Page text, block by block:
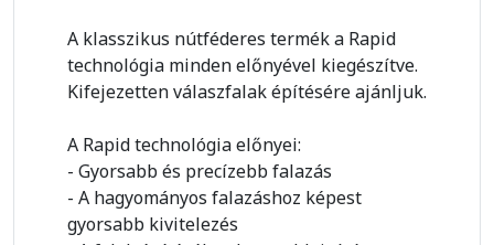
A klasszikus nútféderes termék a Rapid
technológia minden előnyével kiegészítve.
Kifejezetten válaszfalak építésére ajánljuk.
A Rapid technológia előnyei:
- Gyorsabb és precízebb falazás
- A hagyományos falazáshoz képest
gyorsabb kivitelezés